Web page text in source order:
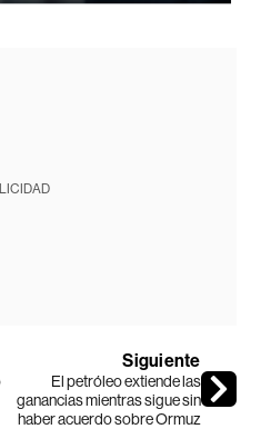
Siguiente
El petróleo extiende las
ganancias mientras sigue sin
haber acuerdo sobre Ormuz